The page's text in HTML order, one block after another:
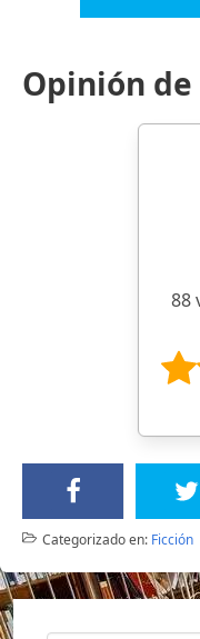
Opinión
88
Categorizado en: Ficción